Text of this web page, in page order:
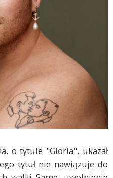
o tytule "Gloria", ukazał
tytuł nie nawiązuje do